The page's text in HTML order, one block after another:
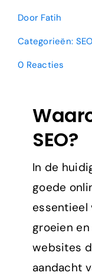
Door Fatih
Categorieën: SEO
0 Reacties
de
sleutel
is
tot
meer
SEO?
In de
goede
essentieel
groeien
websites
aandacht